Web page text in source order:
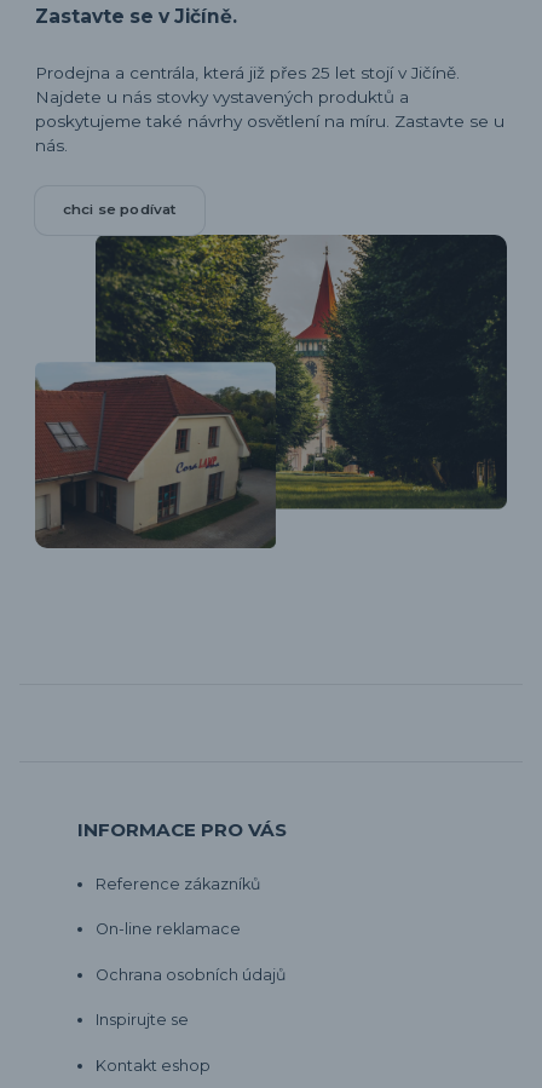
Zastavte se v Jičíně.
Prodejna a centrála, která již přes 25 let stojí v Jičíně.
Najdete u nás stovky vystavených produktů a
poskytujeme také návrhy osvětlení na míru. Zastavte se u
nás.
chci se podívat
INFORMACE PRO VÁS
Reference zákazníků
On-line reklamace
Ochrana osobních údajů
Inspirujte se
Kontakt eshop